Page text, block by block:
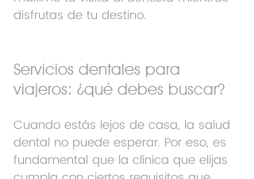
disfrutas de tu destino.
Servicios dentales para
viajeros: ¿qué debes buscar?
Cuando estás lejos de casa, la salud
dental no puede esperar. Por eso, es
fundamental que la clínica que elijas